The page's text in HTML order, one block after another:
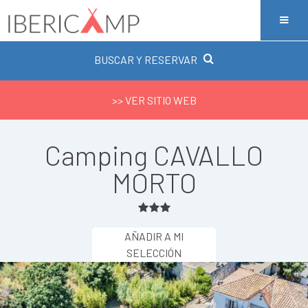
BUSCAR Y RESERVAR
>> VER SITIO WEB
Camping CAVALLO
MORTO
AÑADIR A MI
SELECCIÓN